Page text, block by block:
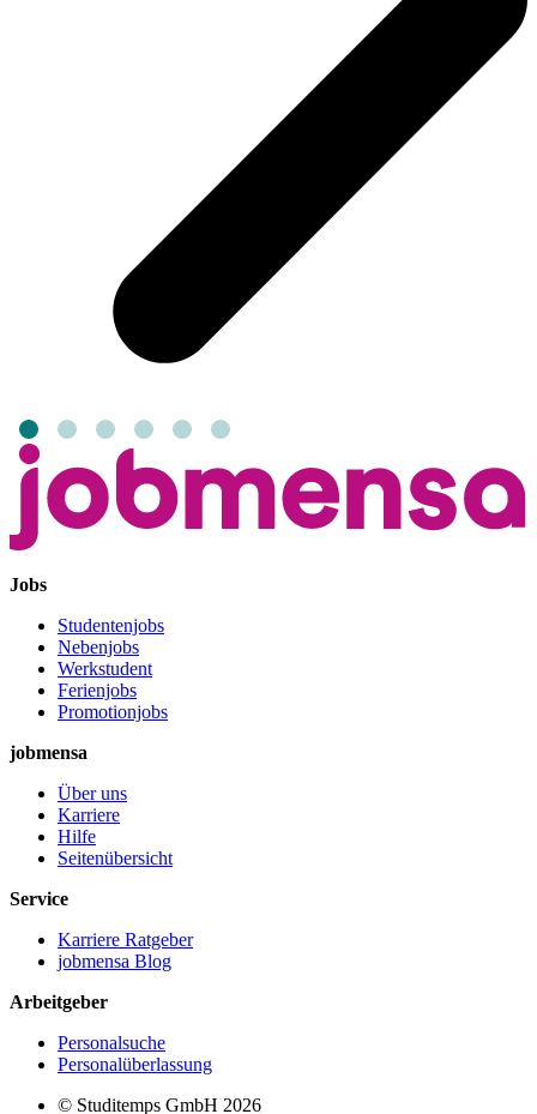
Jobs
Studentenjobs
Nebenjobs
Werkstudent
Ferienjobs
Promotionjobs
jobmensa
Über uns
Karriere
Hilfe
Seitenübersicht
Service
Karriere Ratgeber
jobmensa Blog
Arbeitgeber
Personalsuche
Personalüberlassung
© Studitemps GmbH 2026